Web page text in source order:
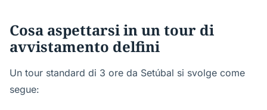
Cosa aspettarsi in un tour di
avvistamento delfini
Un tour standard di 3 ore da Setúbal si svolge come
segue: